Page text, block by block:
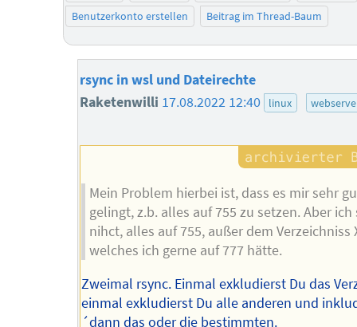
Benutzerkonto erstellen
Beitrag im Thread-Baum
rsync in wsl und Dateirechte
Raketenwilli 17.08.2022 12:40 linux
Mein Problem hierbei ist, dass es mir sehr
gelingt, z.b. alles auf 755 zu setzen. Aber ich
nihct, alles auf 755, außer dem Verzeichniss
welches ich gerne auf 777 hätte.
Zweimal rsync. Einmal exkludierst Du das
einmal exkludierst Du alle anderen und
´dann das oder die bestimmten.